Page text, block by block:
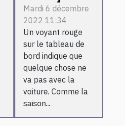
voyant de la
batterie
s'allume ?
Mardi 6 décembre
2022 11:34
Un voyant rouge
sur le tableau de
bord indique que
quelque chose ne
va pas avec la
voiture. Comme la
saison...